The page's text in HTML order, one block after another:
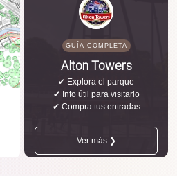
GUÍA COMPLETA
Alton Towers
✔ Explora el parque
✔ Info útil para visitarlo
✔ Compra tus entradas
Ver más ❯